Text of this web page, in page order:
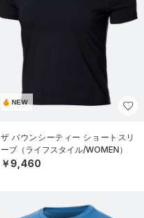
NEW
ザ バウンシーティー ショートスリ
ーブ（ライフスタイル/WOMEN）
￥9,460